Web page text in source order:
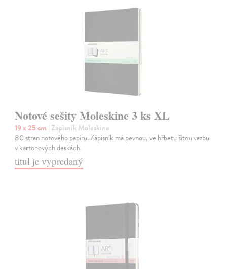
Notové sešity Moleskine 3 ks XL
19 x 25 cm | Zápisník Moleskine
80 stran notového papíru. Zápisník má pevnou, ve hřbetu šitou vazbu
v kartonových deskách.
titul je vypredaný